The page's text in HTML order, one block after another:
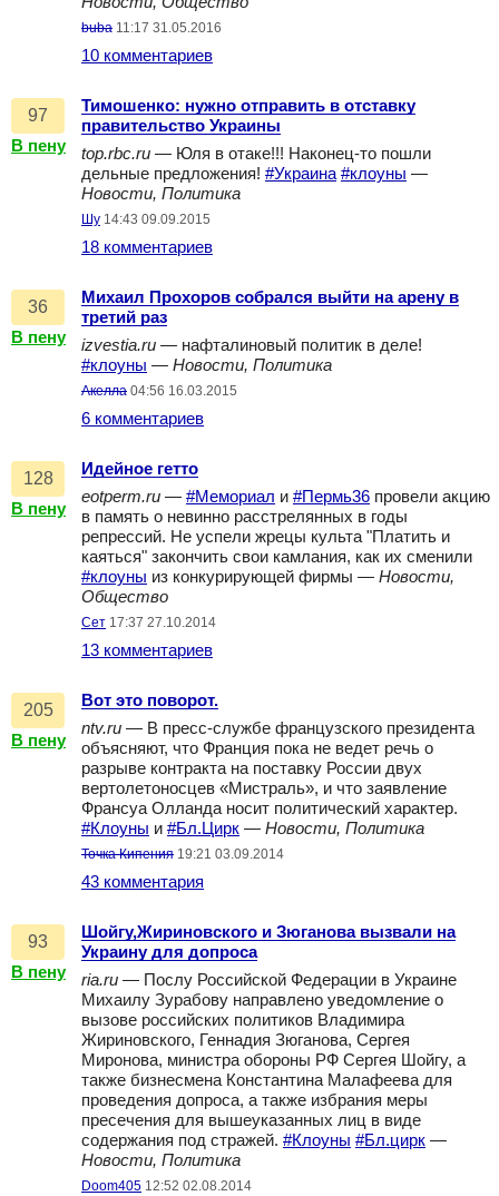
buba 11:17 31.05.2016
10 комментариев
97
В пену
Тимошенко: нужно отправить в отставку
правительство Украины
top.rbc.ru — Юля в отаке!!! Наконец-то пошли
дельные предложения! #Украина #клоуны —
Новости, Политика
Шу 14:43 09.09.2015
18 комментариев
36
В пену
Михаил Прохоров собрался выйти на арену в
третий раз
izvestia.ru — нафталиновый политик в деле!
#клоуны — Новости, Политика
Акелла 04:56 16.03.2015
6 комментариев
128
В пену
Идейное гетто
eotperm.ru — #Мемориал и #Пермь36 провели акцию
в память о невинно расстрелянных в годы
репрессий. Не успели жрецы культа "Платить и
каяться" закончить свои камлания, как их сменили
#клоуны из конкурирующей фирмы — Новости,
Общество
Сет 17:37 27.10.2014
13 комментариев
205
В пену
Вот это поворот.
ntv.ru — В пресс-службе французского президента
объясняют, что Франция пока не ведет речь о
разрыве контракта на поставку России двух
вертолетоносцев «Мистраль», и что заявление
Франсуа Олланда носит политический характер.
#Клоуны и #Бл.Цирк — Новости, Политика
Точка Кипения 19:21 03.09.2014
43 комментария
93
В пену
Шойгу,Жириновского и Зюганова вызвали на
Украину для допроса
ria.ru — Послу Российской Федерации в Украине
Михаилу Зурабову направлено уведомление о
вызове российских политиков Владимира
Жириновского, Геннадия Зюганова, Сергея
Миронова, министра обороны РФ Сергея Шойгу, а
также бизнесмена Константина Малафеева для
проведения допроса, а также избрания меры
пресечения для вышеуказанных лиц в виде
содержания под стражей. #Клоуны #Бл.цирк —
Новости, Политика
Doom405 12:52 02.08.2014